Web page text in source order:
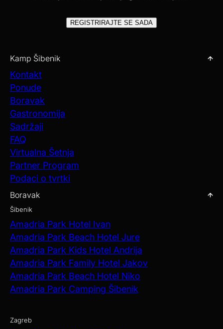
REGISTRIRAJTE SE SADA
Kamp Šibenik
Kontakt
Ponude
Boravak
Gastronomija
Sadržaji
FAQ
Virtualna Šetnja
Partner Program
Podaci o tvrtki
Boravak
Šibenik
Amadria Park Hotel Ivan
Amadria Park Beach Hotel Jure
Amadria Park Kids Hotel Andrija
Amadria Park Family Hotel Jakov
Amadria Park Beach Hotel Niko
Amadria Park Camping Šibenik
Zagreb